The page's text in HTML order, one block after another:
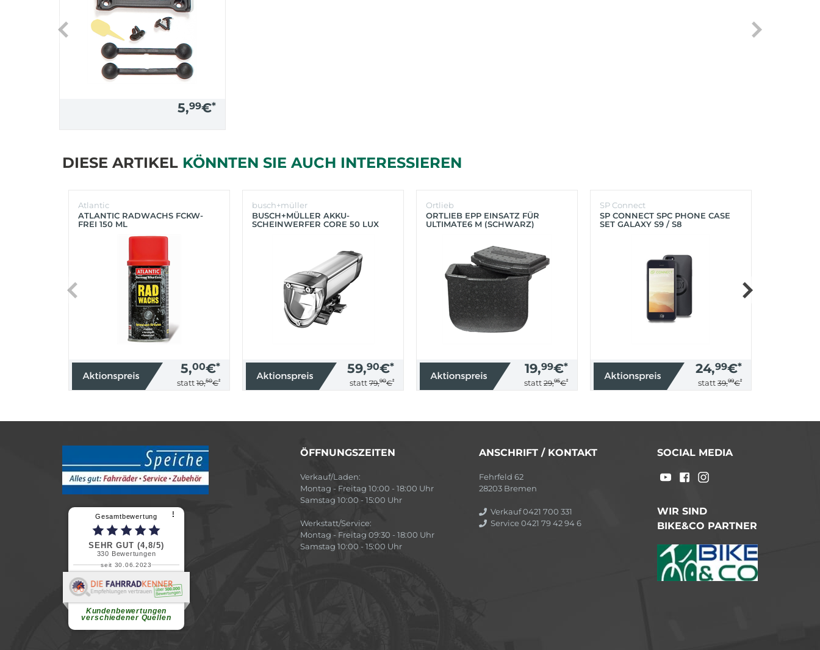
5,99€*
DIESE ARTIKEL KÖNNTEN SIE AUCH INTERESSIEREN
Atlantic
ATLANTIC RADWACHS FCKW-
FREI 150 ML
5,00€*
statt 10,50€*
busch+müller
BUSCH+MÜLLER AKKU-
SCHEINWERFER CORE 50 LUX
59,90€*
statt 79,90€*
Ortlieb
ORTLIEB EPP EINSATZ FÜR
ULTIMATE6 M (SCHWARZ)
19,99€*
statt 29,95€*
SP Connect
SP CONNECT SPC PHONE CASE
SET GALAXY S9 / S8
24,99€*
statt 39,99€*
Gesamtbewertung ⠇
SEHR GUT (4,8/5)
330 Bewertungen
seit 30.06.2023
Kundenbewertungen
verschiedener Quellen
Renate H.
Vielen Dank für ein herzliches
ÖFFNUNGSZEITEN
Verkauf/Laden:
Montag - Freitag 10:00 - 18:00 Uhr
Samstag 10:00 - 15:00 Uhr
Werkstatt/Service:
Montag - Freitag 09:30 - 18:00 Uhr
Samstag 10:00 - 15:00 Uhr
ANSCHRIFT / KONTAKT
Fehrfeld 62
28203 Bremen
Verkauf 0421 700 331
Service 0421 79 42 94 6
SOCIAL MEDIA
WIR SIND
BIKE&CO PARTNER